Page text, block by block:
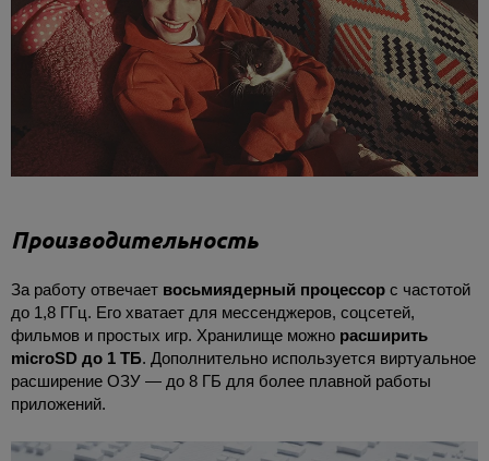
Производительность
За работу отвечает восьмиядерный процессор с частотой
до 1,8 ГГц. Его хватает для мессенджеров, соцсетей,
фильмов и простых игр. Хранилище можно расширить
microSD до 1 ТБ. Дополнительно используется виртуальное
расширение ОЗУ — до 8 ГБ для более плавной работы
приложений.